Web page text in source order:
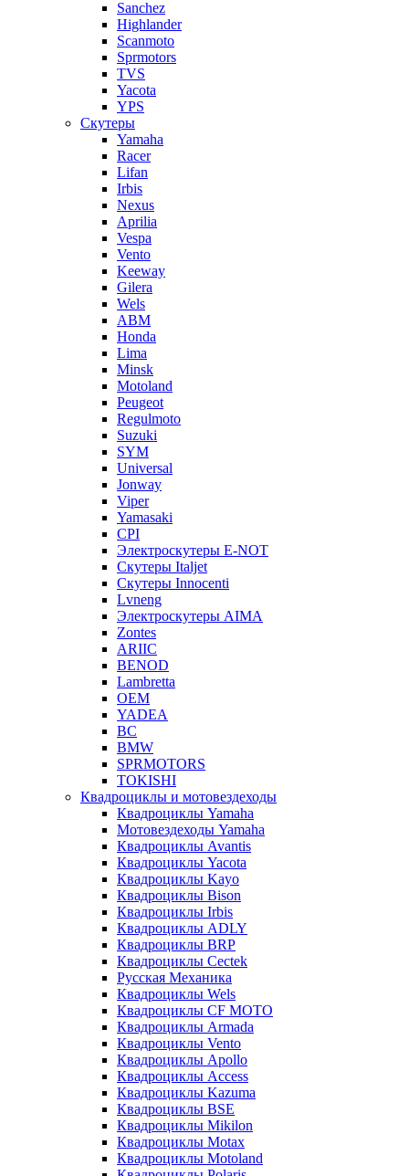
Sanchez
Highlander
Scanmoto
Sprmotors
TVS
Yacota
YPS
Скутеры
Yamaha
Racer
Lifan
Irbis
Nexus
Aprilia
Vespa
Vento
Keeway
Gilera
Wels
ABM
Honda
Lima
Minsk
Motoland
Peugeot
Regulmoto
Suzuki
SYM
Universal
Jonway
Viper
Yamasaki
CPI
Электроскутеры E-NOT
Скутеры Italjet
Скутеры Innocenti
Lvneng
Электроскутеры AIMA
Zontes
ARIIC
BENOD
Lambretta
OEM
YADEA
BC
BMW
SPRMOTORS
TOKISHI
Квадроциклы и мотовездеходы
Квадроциклы Yamaha
Мотовездеходы Yamaha
Квадроциклы Avantis
Квадроциклы Yacota
Квадроциклы Kayo
Квадроциклы Bison
Квадроциклы Irbis
Квадроциклы ADLY
Квадроциклы BRP
Квадроциклы Cectek
Русская Механика
Квадроциклы Wels
Квадроциклы CF MOTO
Квадроциклы Armada
Квадроциклы Vento
Квадроциклы Apollo
Квадроциклы Access
Квадроциклы Kazuma
Квадроциклы BSE
Квадроциклы Mikilon
Квадроциклы Motax
Квадроциклы Motoland